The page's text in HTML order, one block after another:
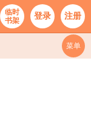
临时
书架
登录 注册
菜单